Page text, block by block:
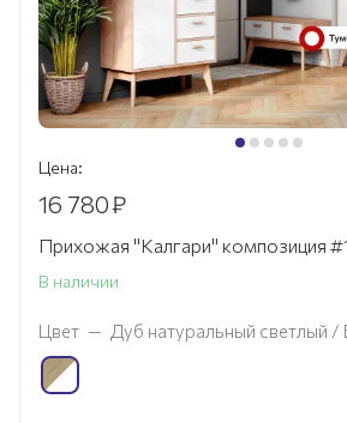
Цена:
16 780₽
Прихожая "Калгари" композиция
В наличии
Цвет — Дуб натуральный светлый